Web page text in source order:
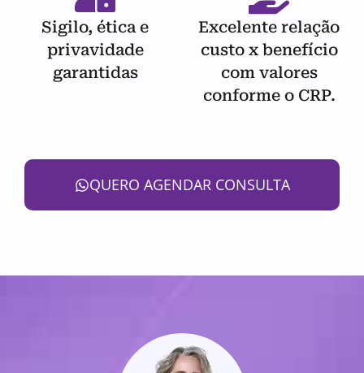
Sigilo, ética e
privavidade
garantidas
Excelente relação
custo x benefício
com valores
conforme o CRP.
QUERO AGENDAR CONSULTA